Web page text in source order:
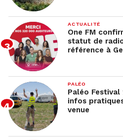
ACTUALITÉ
One FM
statut de
référence à
PALÉO
Paléo Festival
infos
venue